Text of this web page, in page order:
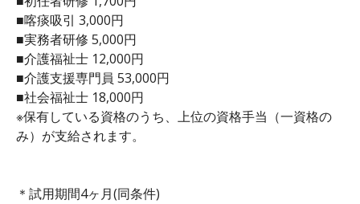
■喀痰吸引 3,000円
■実務者研修 5,000円
■介護福祉士 12,000円
■介護支援専門員 53,000円
■社会福祉士 18,000円
※保有している資格のうち、上位の資格手当（一資格の
み）が支給されます。
＊試用期間4ヶ月(同条件)